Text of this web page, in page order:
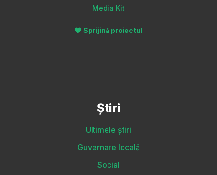
Media Kit
Sprijină proiectul
Știri
Ultimele știri
Guvernare locală
Social